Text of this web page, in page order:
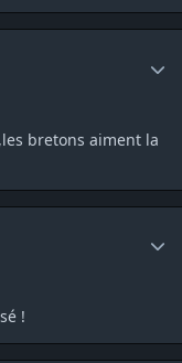
bretons aiment la
!